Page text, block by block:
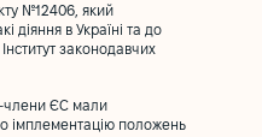
№12406, який
діяння в Україні та до
законодавчих
члени ЄС мали
імплементацію положень